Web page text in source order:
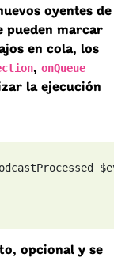
oyentes de
pueden marcar
en cola, los
, onQueue
la ejecución
opcional y se